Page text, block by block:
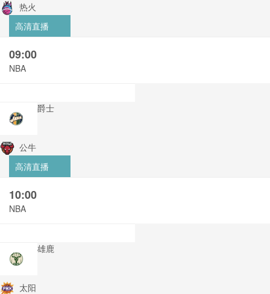
热火
高清直播
09:00
NBA
爵士
公牛
高清直播
10:00
NBA
雄鹿
太阳